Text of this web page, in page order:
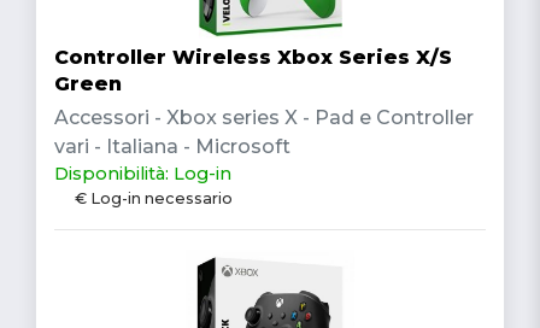
Controller Wireless Xbox Series X/S
Green
Accessori - Xbox series X - Pad e Controller
vari - Italiana - Microsoft
Disponibilità: Log-in
€ Log-in necessario